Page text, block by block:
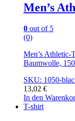
Men’s
0 out of 5
(0)
Men’s Athletic-
Baumwolle,
SKU: 1050-
13,02 €
In den
T-shirt